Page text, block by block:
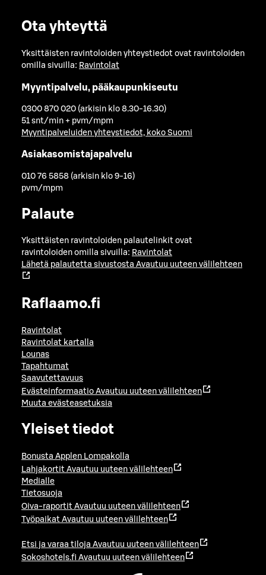
Ota yhteyttä
Yksittäisten ravintoloiden yhteystiedot ovat ravintoloiden
omilla sivuilla: Ravintolat
Myyntipalvelu, pääkaupunkiseutu
0300 870 020 (arkisin klo 8.30-16.30)
51 snt/min + pvm/mpm
Myyntipalveluiden yhteystiedot, koko Suomi
Asiakasomistajapalvelu
010 76 5858 (arkisin klo 9-16)
pvm/mpm
Palaute
Yksittäisten ravintoloiden palautelinkit ovat
ravintoloiden omilla sivuilla: Ravintolat
Lähetä palautetta sivustosta Avautuu uuteen välilehteen
Raflaamo.fi
Ravintolat
Ravintolat kartalla
Lounas
Tapahtumat
Saavutettavuus
Evästeinformaatio Avautuu uuteen välilehteen
Muuta evästeasetuksia
Yleiset tiedot
Bonusta Applen Lompakolla
Lahjakortit Avautuu uuteen välilehteen
Medialle
Tietosuoja
Oiva-raportit Avautuu uuteen välilehteen
Työpaikat Avautuu uuteen välilehteen
Etsi ja varaa tiloja Avautuu uuteen välilehteen
Sokoshotels.fi Avautuu uuteen välilehteen